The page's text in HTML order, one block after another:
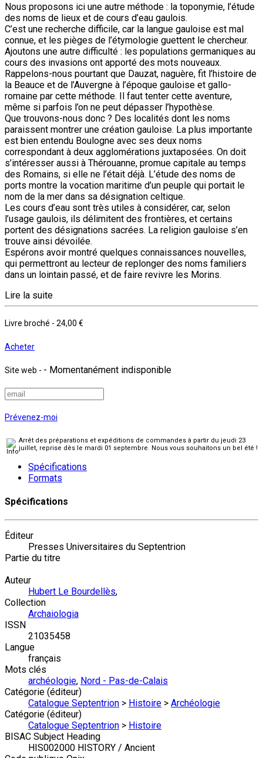
Nous proposons ici une autre méthode : la toponymie, l’étude
des noms de lieux et de cours d’eau gaulois.
C’est une recherche difficile, car la langue gauloise est mal
connue, et les pièges de l’étymologie guettent le chercheur.
Ajoutons une autre difficulté : les populations germaniques au
cours des invasions ont apporté des mots nouveaux.
Rappelons-nous pourtant que Dauzat, naguère, fit l’histoire de
la Beauce et de l’Auvergne à l’époque gauloise et gallo-
romaine par cette méthode. Il faut tenter cette aventure,
même si parfois l’on ne peut dépasser l’hypothèse.
Que trouvons-nous donc ? Des localités dont les noms
paraissent montrer une création gauloise. La plus importante
est bien entendu Boulogne avec ses deux noms
correspondant à deux agglomérations juxtaposées. On doit
s’intéresser aussi à Thérouanne, promue capitale au temps
des Romains, si elle ne l’était déjà. L’étude des noms de
ports montre la vocation maritime d’un peuple qui portait le
nom de la mer dans sa désignation celtique.
Les cours d’eau sont très utiles à considérer, car, selon
l’usage gaulois, ils délimitent des frontières, et certains
portent des désignations sacrées. La religion gauloise s’en
trouve ainsi dévoilée.
Espérons avoir montré quelques connaissances nouvelles,
qui permettront au lecteur de replonger des noms familiers
dans un lointain passé, et de faire revivre les Morins.
Lire la suite
Livre broché - 24,00 €
Acheter
Site web - - Momentanément indisponible
Prévenez-moi
Arrêt des préparations et expéditions de commandes à partir du jeudi 23
juillet, reprise dès le mardi 01 septembre. Nous vous souhaitons un bel été !
Spécifications
Formats
Spécifications
Éditeur
Presses Universitaires du Septentrion
Partie du titre
Auteur
Hubert Le Bourdellès,
Collection
Archaiologia
ISSN
21035458
Langue
français
Mots clés
archéologie, Nord - Pas-de-Calais
Catégorie (éditeur)
Catalogue Septentrion > Histoire > Archéologie
Catégorie (éditeur)
Catalogue Septentrion > Histoire
BISAC Subject Heading
HIS002000 HISTORY / Ancient